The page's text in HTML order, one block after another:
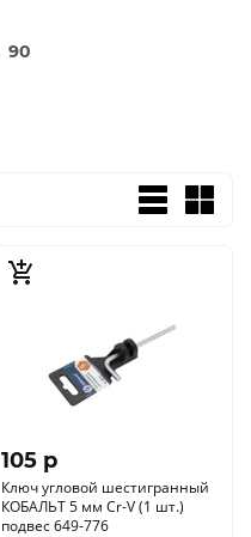
90
105 p
Ключ угловой шестигранный
КОБАЛЬТ 5 мм Cr-V (1 шт.)
подвес 649-776